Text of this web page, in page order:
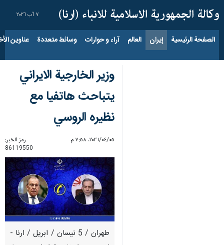
٧ آب ٢٠٢٦
الصفحة الرئيسية إيران العالم آراء و حوارات وسائط متعددة عناوين
وزير الخارجية الايراني
يتباحث هاتفيا مع
نظيره الروسي
٠٥‏/٠٤‏/٢٠٢٦، ٧:٥٨ م
رمز الخبر:
86119550
طهران / 5 نيسان / ابريل / ارنا -